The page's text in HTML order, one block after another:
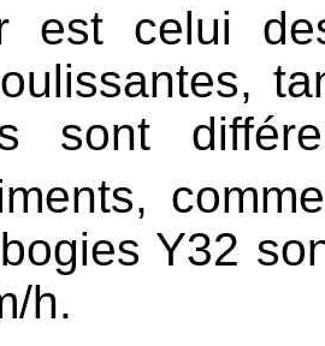
est celui
sont
Y32
h.